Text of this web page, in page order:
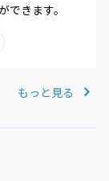
きます。
もっと見る